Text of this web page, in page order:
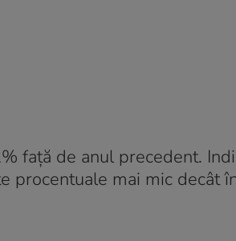
față de anul precedent.
procentuale mai mic decât